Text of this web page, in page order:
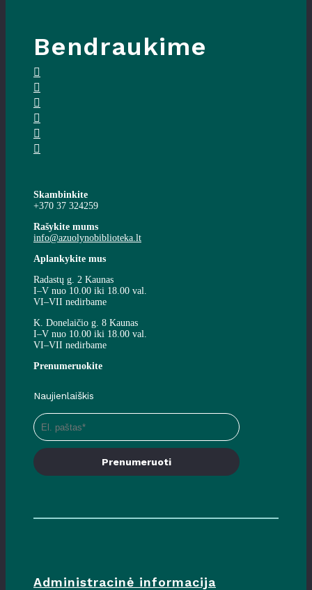
Bendraukime
Skambinkite
+370 37 324259
Rašykite mums
info@azuolynobiblioteka.lt
Aplankykite mus
Radastų g. 2 Kaunas
I–V nuo 10.00 iki 18.00 val.
VI–VII nedirbame
K. Donelaičio g. 8 Kaunas
I–V nuo 10.00 iki 18.00 val.
VI–VII nedirbame
Prenumeruokite
Naujienlaiškis
Prenumeruoti
Administracinė informacija